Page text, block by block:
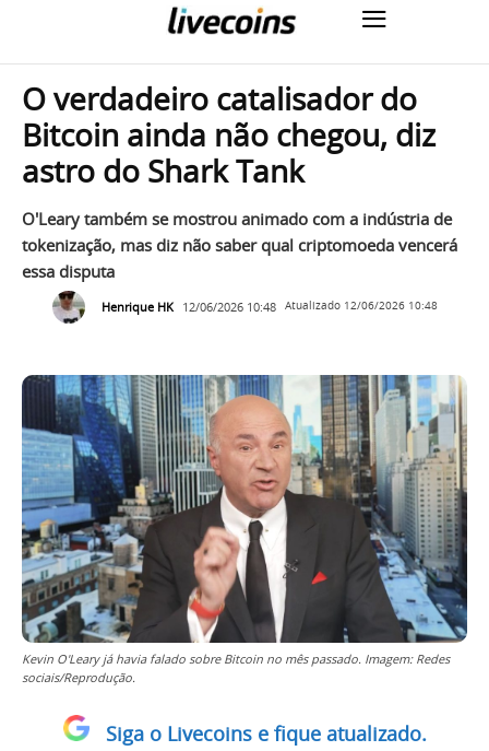
O verdadeiro catalisador do
Bitcoin ainda não chegou, diz
astro do Shark Tank
O'Leary também se mostrou animado com a indústria de
tokenização, mas diz não saber qual criptomoeda vencerá
essa disputa
Henrique HK 12/06/2026 10:48 Atualizado 12/06/2026 10:48
Kevin O'Leary já havia falado sobre Bitcoin no mês passado. Imagem: Redes
sociais/Reprodução.
Siga o Livecoins e fique atualizado.